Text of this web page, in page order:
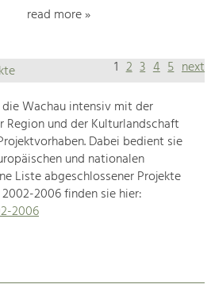
read more »
1 2 3 4 5 next
Wachau intensiv mit der
und der Kulturlandschaft
Dabei bedient sie
und nationalen
Liste abgeschlossener Projekte
2006 finden sie hier:
2006